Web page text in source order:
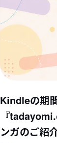
Kindleの期
『
ンガのご紹